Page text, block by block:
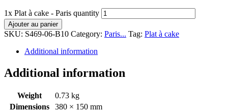
1x Plat à cake - Paris quantity
Ajouter au panier
SKU: S469-06-B10 Category: Paris... Tag: Plat à cake
Additional information
Additional information
Weight
0.73 kg
Dimensions
380 × 150 mm